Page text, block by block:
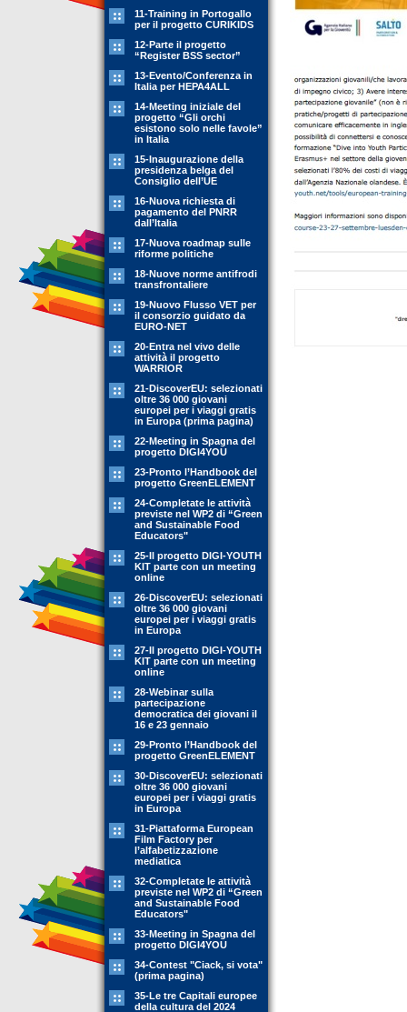
11-Training in Portogallo
per il progetto CURIKIDS
12-Parte il progetto
“Register BSS sector”
13-Evento/Conferenza in
Italia per HEPA4ALL
14-Meeting iniziale del
progetto “Gli orchi
esistono solo nelle favole”
in Italia
15-Inaugurazione della
presidenza belga del
Consiglio dell’UE
16-Nuova richiesta di
pagamento del PNRR
dall’Italia
17-Nuova roadmap sulle
riforme politiche
18-Nuove norme antifrodi
transfrontaliere
19-Nuovo Flusso VET per
il consorzio guidato da
EURO-NET
20-Entra nel vivo delle
attività il progetto
WARRIOR
21-DiscoverEU: selezionati
oltre 36 000 giovani
europei per i viaggi gratis
in Europa (prima pagina)
22-Meeting in Spagna del
progetto DIGI4YOU
23-Pronto l’Handbook del
progetto GreenELEMENT
24-Completate le attività
previste nel WP2 di “Green
and Sustainable Food
Educators"
25-Il progetto DIGI-YOUTH
KIT parte con un meeting
online
26-DiscoverEU: selezionati
oltre 36 000 giovani
europei per i viaggi gratis
in Europa
27-Il progetto DIGI-YOUTH
KIT parte con un meeting
online
28-Webinar sulla
partecipazione
democratica dei giovani il
16 e 23 gennaio
29-Pronto l’Handbook del
progetto GreenELEMENT
30-DiscoverEU: selezionati
oltre 36 000 giovani
europei per i viaggi gratis
in Europa
31-Piattaforma European
Film Factory per
l’alfabetizzazione
mediatica
32-Completate le attività
previste nel WP2 di “Green
and Sustainable Food
Educators"
33-Meeting in Spagna del
progetto DIGI4YOU
34-Contest "Ciack, si vota"
(prima pagina)
35-Le tre Capitali europee
della cultura del 2024